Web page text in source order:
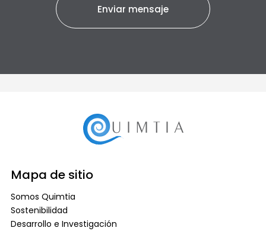
Mapa de sitio
Somos Quimtia
Sostenibilidad
Desarrollo e Investigación